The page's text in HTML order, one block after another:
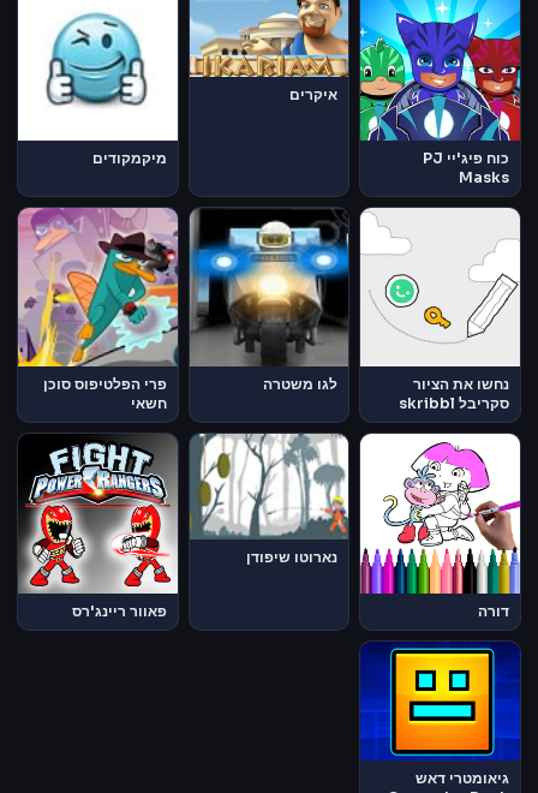
כוח פיג'יי PJ
Masks
איקרים
מיקמקודים
נחשו את הציור
סקריבל skribbl
לגו משטרה
פרי הפלטיפוס סוכן
חשאי
דורה
נארוטו שיפודן
פאוור ריינג'רס
גיאומטרי דאש